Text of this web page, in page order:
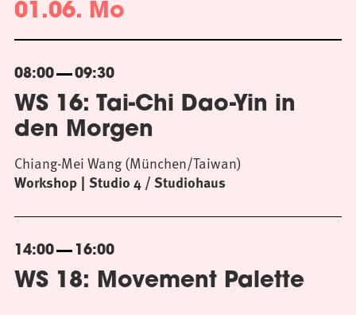
01.06. Mo
08:00 09:30
WS 16: Tai-Chi Dao-Yin in
den Morgen
Workshop Studio 4 / Studiohaus
Chiang-Mei Wang (München/Taiwan)
14:00 16:00
WS 18: Movement Palette